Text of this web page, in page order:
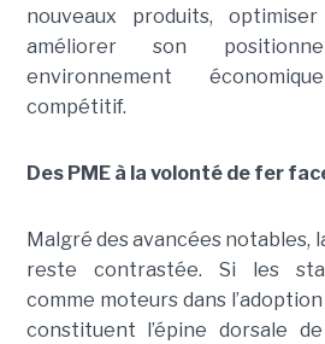
nouveaux produits,
améliorer son
environnement
compétitif.
Des PME à la volonté de fer
Malgré des avancées notables,
reste contrastée. Si les
comme moteurs dans l’adoption
constituent l’épine dorsale